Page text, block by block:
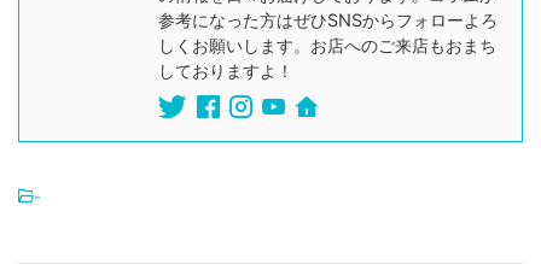
参考になった方はぜひSNSからフォローよろ
しくお願いします。お店へのご来店もおまち
しておりますよ！
-